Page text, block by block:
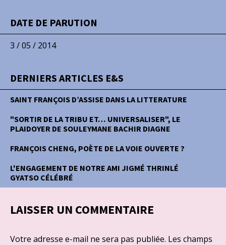
DATE DE PARUTION
3 / 05 / 2014
DERNIERS ARTICLES E&S
SAINT FRANÇOIS D’ASSISE DANS LA LITTERATURE
"SORTIR DE LA TRIBU ET… UNIVERSALISER", LE
PLAIDOYER DE SOULEYMANE BACHIR DIAGNE
FRANÇOIS CHENG, POÈTE DE LA VOIE OUVERTE ?
L'ENGAGEMENT DE NOTRE AMI JIGMÉ THRINLÉ
GYATSO CÉLÉBRÉ
LAISSER UN COMMENTAIRE
Votre adresse e-mail ne sera pas publiée. Les champs